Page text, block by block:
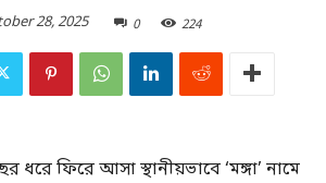
28, 2025 0 224
ফিরে আসা স্থানীয়ভাবে ‘মঙ্গা’ নামে